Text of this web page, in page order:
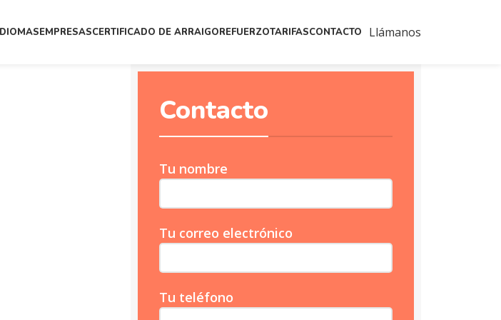
EMPRESASCERTIFICADO DE ARRAIGOREFUERZOTARIFASCONTACTO Llámanos
Contacto
Tu nombre
Tu correo electrónico
Tu teléfono